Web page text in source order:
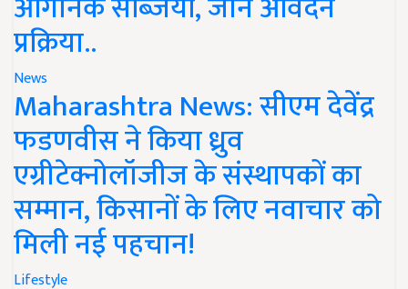
प्रक्रिया..
News
Maharashtra News: सीएम देवेंद्र
फडणवीस ने किया ध्रुव
एग्रीटेक्नोलॉजीज के संस्थापकों का
सम्मान, किसानों के लिए नवाचार को
मिली नई पहचान!
Lifestyle